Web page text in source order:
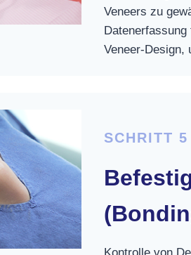
Veneers zu
Veneer-Design,
SCHRITT 5